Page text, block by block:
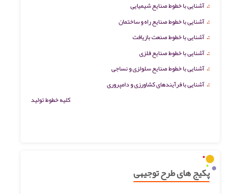
:. آشنایی با خطوط صنایع شیمیایی
:. آشنایی با خطوط صنایع راه و ساختمان
:. آشنایی با خطوط صنعت بازیافت
:. آشنایی با خطوط صنایع فلزی
:. آشنایی با خطوط صنایع سلولزی و نساجی
:. آشنایی با فرآیندهای کشاورزی و دامپروری
کلیه خطوط تولید
پکیج های طرح توجیهی